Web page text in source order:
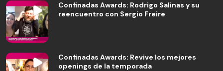
Confinadas Awards: Rodrigo Salinas y su
reencuentro con Sergio Freire
Confinadas Awards: Revive los mejores
openings de la temporada